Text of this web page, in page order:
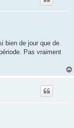
bien de jour que de
Pas vraiment